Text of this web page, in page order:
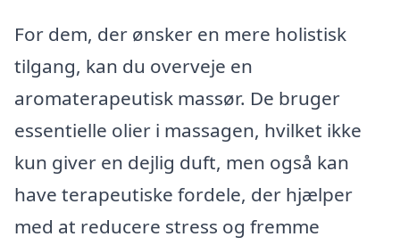
For dem, der ønsker en mere holistisk
tilgang, kan du overveje en
aromaterapeutisk massør. De bruger
essentielle olier i massagen, hvilket ikke
kun giver en dejlig duft, men også kan
have terapeutiske fordele, der hjælper
med at reducere stress og fremme